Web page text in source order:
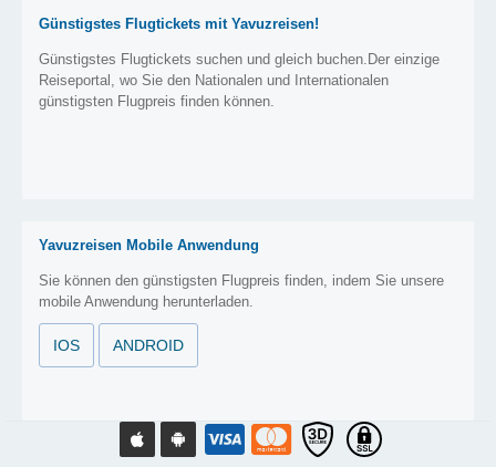
Günstigstes Flugtickets mit Yavuzreisen!
Günstigstes Flugtickets suchen und gleich buchen.Der einzige
Reiseportal, wo Sie den Nationalen und Internationalen
günstigsten Flugpreis finden können.
Yavuzreisen Mobile Anwendung
Sie können den günstigsten Flugpreis finden, indem Sie unsere
mobile Anwendung herunterladen.
IOS ANDROID